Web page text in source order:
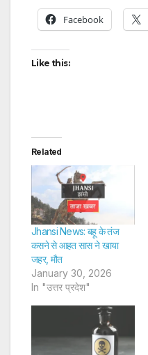
Facebook
Like this:
Related
Jhansi News: बहू के तंज
कसने से आहत सास ने खाया
जहर, मौत
January 30, 2026
In "उत्तर प्रदेश"